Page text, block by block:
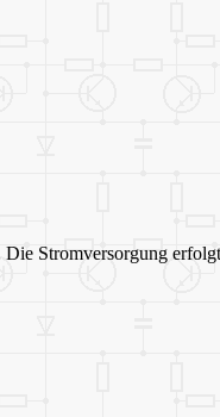
Stromversorgung